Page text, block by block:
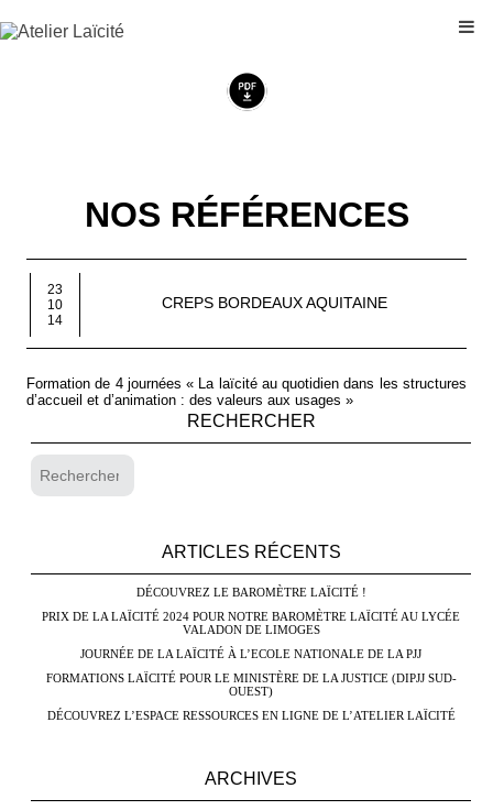
NOS RÉFÉRENCES
23
10
14
CREPS BORDEAUX AQUITAINE
Formation de 4 journées « La laïcité au quotidien dans les structures
d’accueil et d’animation : des valeurs aux usages »
RECHERCHER
ARTICLES RÉCENTS
DÉCOUVREZ LE BAROMÈTRE LAÏCITÉ !
PRIX DE LA LAÏCITÉ 2024 POUR NOTRE BAROMÈTRE LAÏCITÉ AU LYCÉE
VALADON DE LIMOGES
JOURNÉE DE LA LAÏCITÉ À L’ECOLE NATIONALE DE LA PJJ
FORMATIONS LAÏCITÉ POUR LE MINISTÈRE DE LA JUSTICE (DIPJJ SUD-
OUEST)
DÉCOUVREZ L’ESPACE RESSOURCES EN LIGNE DE L’ATELIER LAÏCITÉ
ARCHIVES